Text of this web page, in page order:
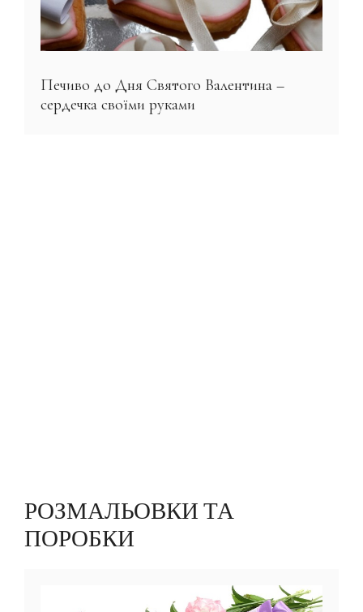
Печиво до Дня Святого Валентина –
сердечка своїми руками
РОЗМАЛЬОВКИ ТА
ПОРОБКИ